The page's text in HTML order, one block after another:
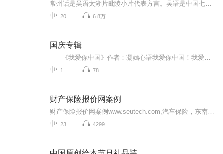
20 6.8万
国庆专辑
1 78
财产保险报价网案例
23 4299